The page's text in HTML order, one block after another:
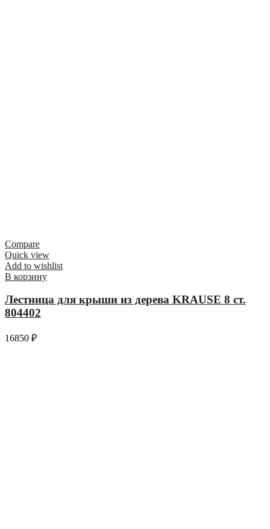
Compare
Quick view
Add to wishlist
В корзину
Лестница для крыши из дерева KRAUSE 8 ст.
804402
16850 ₽